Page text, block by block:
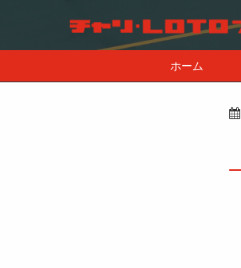
ホーム